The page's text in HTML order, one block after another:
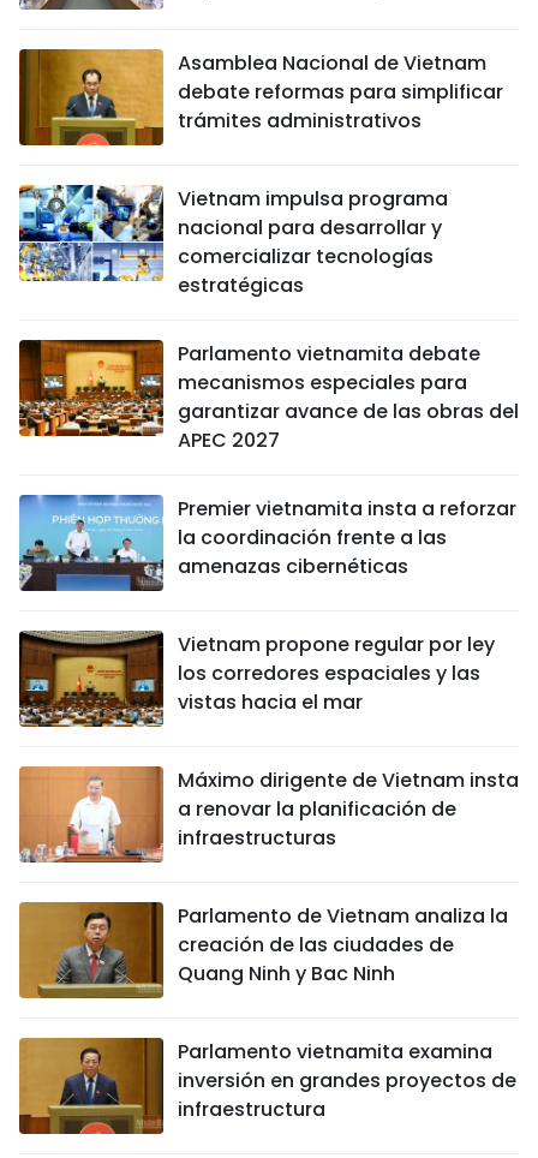
Asamblea Nacional de Vietnam
debate reformas para simplificar
trámites administrativos
Vietnam impulsa programa
nacional para desarrollar y
comercializar tecnologías
estratégicas
Parlamento vietnamita debate
mecanismos especiales para
garantizar avance de las obras del
APEC 2027
Premier vietnamita insta a reforzar
la coordinación frente a las
amenazas cibernéticas
Vietnam propone regular por ley
los corredores espaciales y las
vistas hacia el mar
Máximo dirigente de Vietnam insta
a renovar la planificación de
infraestructuras
Parlamento de Vietnam analiza la
creación de las ciudades de
Quang Ninh y Bac Ninh
Parlamento vietnamita examina
inversión en grandes proyectos de
infraestructura